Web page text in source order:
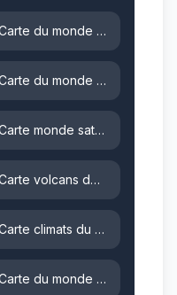
Carte du monde vierge
Carte du monde gratuite
Carte monde satellite
Carte volcans du monde
Carte climats du monde
Carte du monde atlas